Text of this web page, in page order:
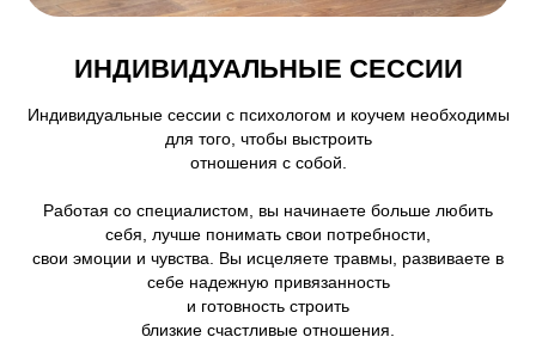
ИНДИВИДУАЛЬНЫЕ СЕССИИ
Индивидуальные сессии с психологом и коучем необходимы
для того, чтобы выстроить
отношения с собой.
Работая со специалистом, вы начинаете больше любить
себя, лучше понимать свои потребности,
свои эмоции и чувства. Вы исцеляете травмы, развиваете в
себе надежную привязанность
и готовность строить
близкие счастливые отношения.